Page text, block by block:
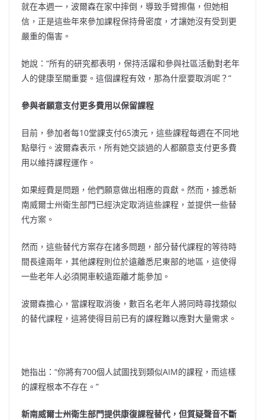
就在本週一，波爾森在家中摔倒，導致手臂擦傷，但她相
信，正是這些年來參加課程保持骨密度，才讓她沒有受到更
嚴重的傷害。
她說：“所有的研究都表明，保持活躍和參與社區活動對老年
人的健康至關重要。這個課程有效，那為什麼要取消呢？”
參與者願意支付更多費用以保留課程
目前，參加者每10堂課支付65澳元，這些課程每週在不同地
點舉行。波爾森表示，所有她交談過的人都願意支付更多費
用以維持課程運作。
如果經費是問題，他們願意做出相應的貢獻。然而，據悉新
南威爾士州衛生部門已經決定取消這些課程，並提供一些替
代方案。
然而，這些替代方案存在諸多問題，部分替代課程的等待時
間長達兩年，其他課程則位於遠離悉尼東部的地區，這使得
一些老年人必須開車較遠距離才能參加。
波爾森擔心，當課程取消後，數百名老年人將同時尋找類似
的替代課程，這將使得目前已有的課程難以應對大量需求。
她指出：“你將有700個人試圖找到類似AIM的課程，而這樣
的課程根本不存在。”
新南威爾士州衛生部門提供康復課程替代，但質疑聲音不斷